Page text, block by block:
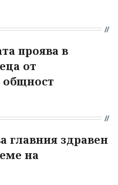
проява в
от
общност
главния здравен
на